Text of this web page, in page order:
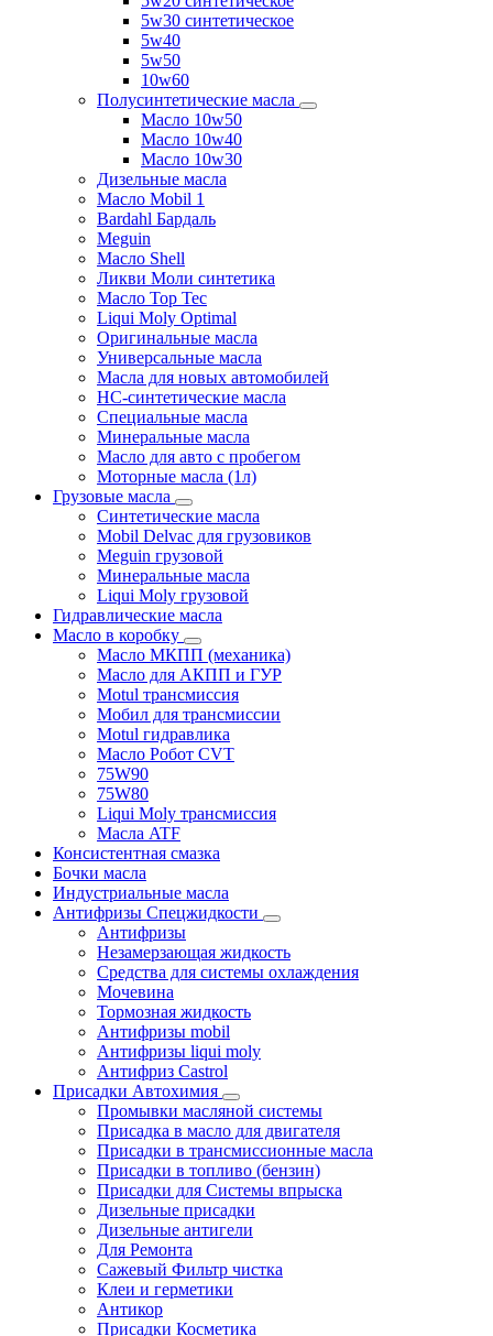
5w30 синтетическое
5w40
5w50
10w60
Полусинтетические масла
Масло 10w50
Масло 10w40
Масло 10w30
Дизельные масла
Масло Mobil 1
Bardahl Бардаль
Meguin
Масло Shell
Ликви Моли синтетика
Масло Top Tec
Liqui Moly Optimal
Оригинальные масла
Универсальные масла
Масла для новых автомобилей
HC-синтетические масла
Специальные масла
Минеральные масла
Масло для авто с пробегом
Моторные масла (1л)
Грузовые масла
Синтетические масла
Mobil Delvac для грузовиков
Meguin грузовой
Минеральные масла
Liqui Moly грузовой
Гидравлические масла
Масло в коробку
Масло МКПП (механика)
Масло для АКПП и ГУР
Motul трансмиссия
Мобил для трансмиссии
Motul гидравлика
Масло Робот CVT
75W90
75W80
Liqui Moly трансмиссия
Масла ATF
Консистентная смазка
Бочки масла
Индустриальные масла
Антифризы Спецжидкости
Антифризы
Незамерзающая жидкость
Средства для системы охлаждения
Мочевина
Тормозная жидкость
Антифризы mobil
Антифризы liqui moly
Антифриз Castrol
Присадки Автохимия
Промывки масляной системы
Присадка в масло для двигателя
Присадки в трансмиссионные масла
Присадки в топливо (бензин)
Присадки для Системы впрыска
Дизельные присадки
Дизельные антигели
Для Ремонта
Сажевый Фильтр чистка
Клеи и герметики
Антикор
Присадки Косметика